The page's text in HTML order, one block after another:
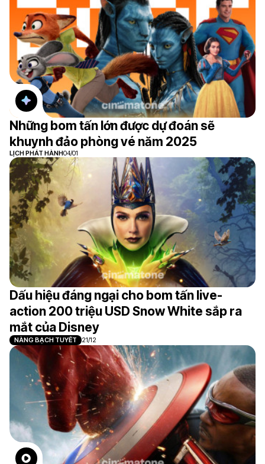
Những bom tấn lớn được dự đoán sẽ
khuynh đảo phòng vé năm 2025
LỊCH PHÁT HÀNH04/01
Dấu hiệu đáng ngại cho bom tấn live-
action 200 triệu USD Snow White sắp ra
mắt của Disney
NÀNG BẠCH TUYẾT 21/12